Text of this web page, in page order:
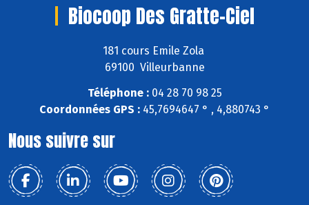
Biocoop Des Gratte-Ciel
181 cours Emile Zola
69100 Villeurbanne
Téléphone :04 28 70 98 25
Coordonnées GPS : 45,7694647 ° , 4,880743 °
Nous suivre sur